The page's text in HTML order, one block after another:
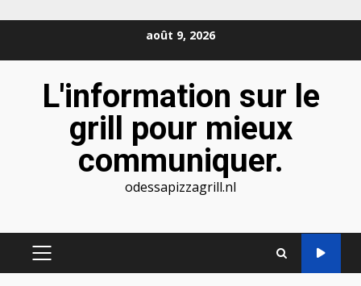
août 9, 2026
L'information sur le
grill pour mieux
communiquer.
odessapizzagrill.nl
PRIMARY